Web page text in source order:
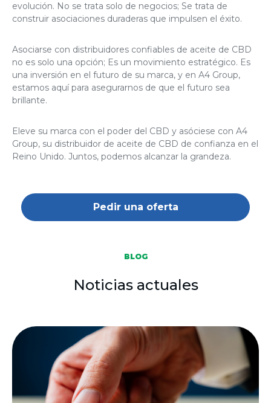
evolución. No se trata solo de negocios; Se trata de
construir asociaciones duraderas que impulsen el éxito.
Asociarse con distribuidores confiables de aceite de CBD
no es solo una opción; Es un movimiento estratégico. Es
una inversión en el futuro de su marca, y en A4 Group,
estamos aquí para asegurarnos de que el futuro sea
brillante.
Eleve su marca con el poder del CBD y asóciese con A4
Group, su distribuidor de aceite de CBD de confianza en el
Reino Unido. Juntos, podemos alcanzar la grandeza.
Pedir una oferta
BLOG
Noticias actuales